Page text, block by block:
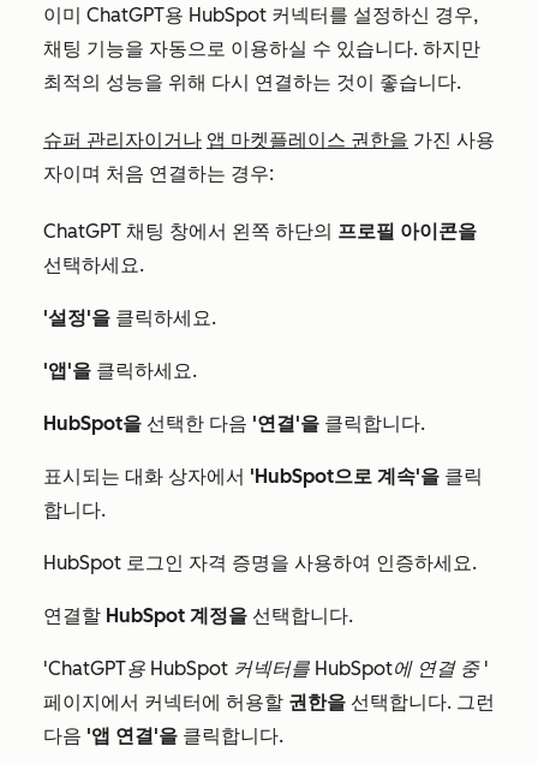
이미 ChatGPT용 HubSpot 커넥터를 설정하신 경우,
채팅 기능을 자동으로 이용하실 수 있습니다. 하지만
최적의 성능을 위해 다시 연결하는 것이 좋습니다.
슈퍼 관리자이거나 앱 마켓플레이스 권한을 가진 사용
자이며 처음 연결하는 경우:
ChatGPT 채팅 창에서 왼쪽 하단의 프로필 아이콘을
선택하세요.
'설정'을 클릭하세요.
'앱'을 클릭하세요.
HubSpot을 선택한 다음 '연결'을 클릭합니다.
표시되는 대화 상자에서 'HubSpot으로 계속'을 클릭
합니다.
HubSpot 로그인 자격 증명을 사용하여 인증하세요.
연결할 HubSpot 계정을 선택합니다.
'ChatGPT용 HubSpot 커넥터를 HubSpot에 연결 중'
페이지에서 커넥터에 허용할 권한을 선택합니다. 그런
다음 '앱 연결'을 클릭합니다.